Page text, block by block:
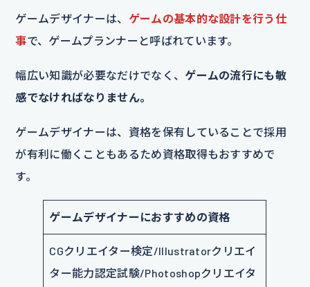
ゲームデザイナーは、 ゲームの基本的な設計を行う仕
事で、ゲームプランナーと呼ばれています。
幅広い知識が必要なだけでなく、 ゲームの流行にも敏
感でなければなりません。
ゲームデザイナーは、資格を保有していることで採用
が有利に働くこともあるため資格取得もおすすめで
す。
ゲームデザイナーにおすすめの資格
CGクリエイター検定/Illustratorクリエイ
ター能力認定試験/Photoshopクリエイタ